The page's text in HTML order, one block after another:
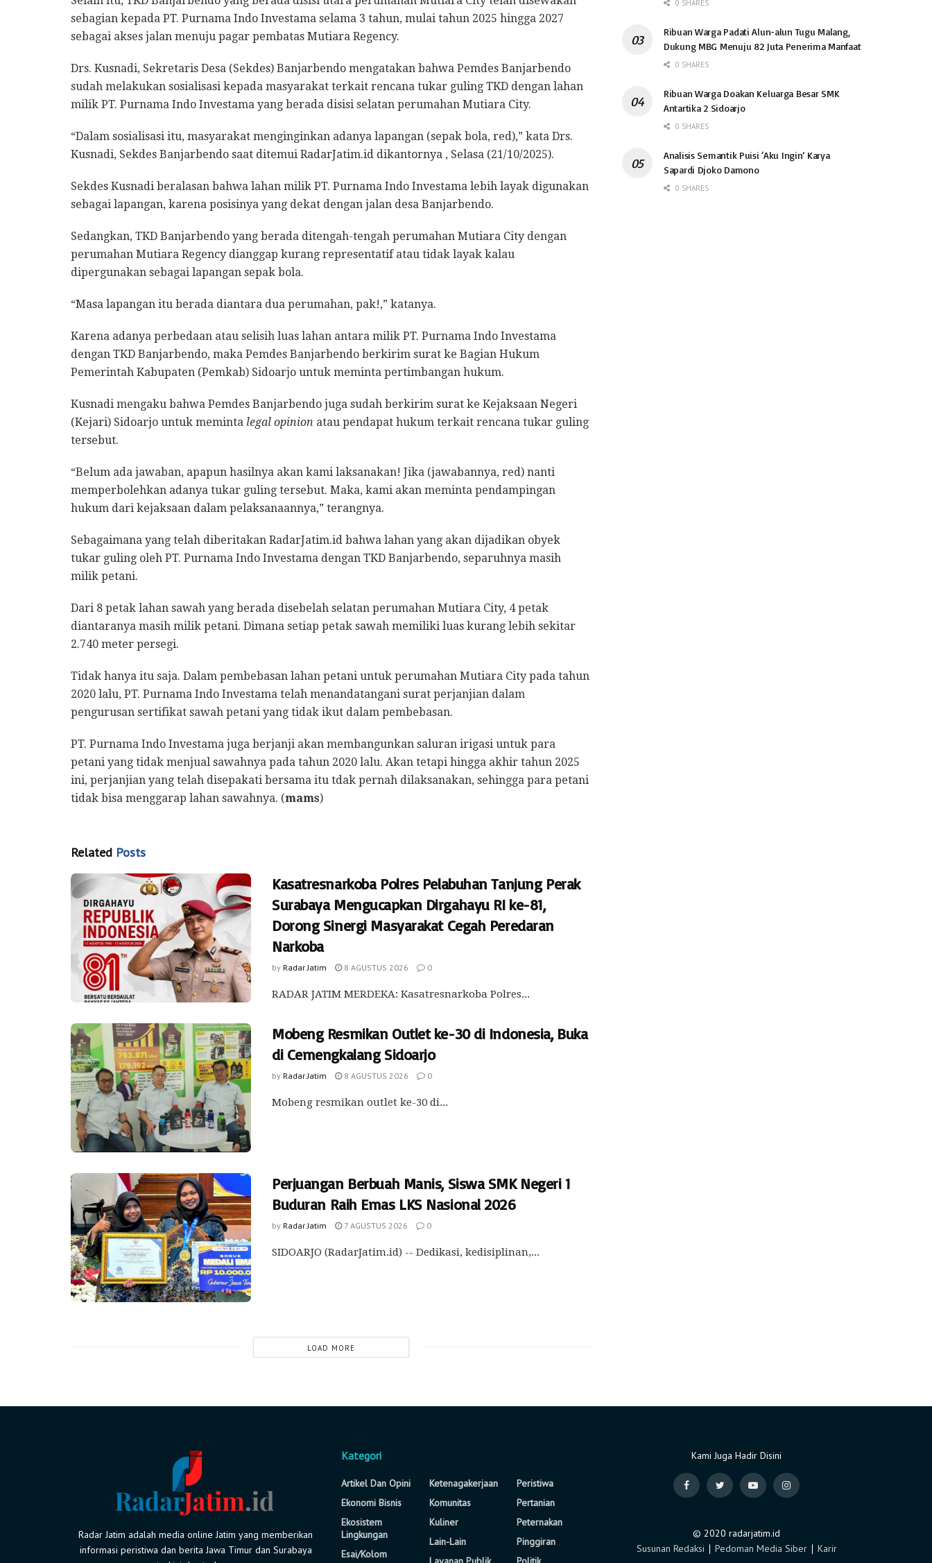
sebagian kepada PT. Purnama Indo Investama selama 3 tahun, mulai tahun 2025 hingga 2027
sebagai akses jalan menuju pagar pembatas Mutiara Regency.
Drs. Kusnadi, Sekretaris Desa (Sekdes) Banjarbendo mengatakan bahwa Pemdes Banjarbendo
sudah melakukan sosialisasi kepada masyarakat terkait rencana tukar guling TKD dengan lahan
milik PT. Purnama Indo Investama yang berada disisi selatan perumahan Mutiara City.
“Dalam sosialisasi itu, masyarakat menginginkan adanya lapangan (sepak bola, red),” kata Drs.
Kusnadi, Sekdes Banjarbendo saat ditemui RadarJatim.id dikantornya , Selasa (21/10/2025).
Sekdes Kusnadi beralasan bahwa lahan milik PT. Purnama Indo Investama lebih layak digunakan
sebagai lapangan, karena posisinya yang dekat dengan jalan desa Banjarbendo.
Sedangkan, TKD Banjarbendo yang berada ditengah-tengah perumahan Mutiara City dengan
perumahan Mutiara Regency dianggap kurang representatif atau tidak layak kalau
dipergunakan sebagai lapangan sepak bola.
“Masa lapangan itu berada diantara dua perumahan, pak!,” katanya.
Karena adanya perbedaan atau selisih luas lahan antara milik PT. Purnama Indo Investama
dengan TKD Banjarbendo, maka Pemdes Banjarbendo berkirim surat ke Bagian Hukum
Pemerintah Kabupaten (Pemkab) Sidoarjo untuk meminta pertimbangan hukum.
Kusnadi mengaku bahwa Pemdes Banjarbendo juga sudah berkirim surat ke Kejaksaan Negeri
(Kejari) Sidoarjo untuk meminta legal opinion atau pendapat hukum terkait rencana tukar guling
tersebut.
“Belum ada jawaban, apapun hasilnya akan kami laksanakan! Jika (jawabannya, red) nanti
memperbolehkan adanya tukar guling tersebut. Maka, kami akan meminta pendampingan
hukum dari kejaksaan dalam pelaksanaannya,” terangnya.
Sebagaimana yang telah diberitakan RadarJatim.id bahwa lahan yang akan dijadikan obyek
tukar guling oleh PT. Purnama Indo Investama dengan TKD Banjarbendo, separuhnya masih
milik petani.
Dari 8 petak lahan sawah yang berada disebelah selatan perumahan Mutiara City, 4 petak
diantaranya masih milik petani. Dimana setiap petak sawah memiliki luas kurang lebih sekitar
2.740 meter persegi.
Tidak hanya itu saja. Dalam pembebasan lahan petani untuk perumahan Mutiara City pada tahun
2020 lalu, PT. Purnama Indo Investama telah menandatangani surat perjanjian dalam
pengurusan sertifikat sawah petani yang tidak ikut dalam pembebasan.
PT. Purnama Indo Investama juga berjanji akan membangunkan saluran irigasi untuk para
petani yang tidak menjual sawahnya pada tahun 2020 lalu. Akan tetapi hingga akhir tahun 2025
ini, perjanjian yang telah disepakati bersama itu tdak pernah dilaksanakan, sehingga para petani
tidak bisa menggarap lahan sawahnya. (mams)
Related Posts
Kasatresnarkoba Polres Pelabuhan Tanjung Perak
Surabaya Mengucapkan Dirgahayu RI ke-81,
Dorong Sinergi Masyarakat Cegah Peredaran
Narkoba
by Radar Jatim 8 AGUSTUS 2026 0
RADAR JATIM MERDEKA: Kasatresnarkoba Polres...
Mobeng Resmikan Outlet ke-30 di Indonesia, Buka
di Cemengkalang Sidoarjo
by Radar Jatim 8 AGUSTUS 2026 0
Mobeng resmikan outlet ke-30 di...
Perjuangan Berbuah Manis, Siswa SMK Negeri 1
Buduran Raih Emas LKS Nasional 2026
by Radar Jatim 7 AGUSTUS 2026 0
SIDOARJO (RadarJatim.id) -- Dedikasi, kedisiplinan,...
LOAD MORE
0 SHARES
Ribuan Warga Padati Alun-alun Tugu Malang,
Dukung MBG Menuju 82 Juta Penerima Manfaat
0 SHARES
Ribuan Warga Doakan Keluarga Besar SMK
Antartika 2 Sidoarjo
0 SHARES
Analisis Semantik Puisi ‘Aku Ingin’ Karya
Sapardi Djoko Damono
0 SHARES
Radar Jatim adalah media online Jatim yang memberikan
informasi peristiwa dan berita Jawa Timur dan Surabaya
Kategori
Artikel Dan Opini
Ekonomi Bisnis
Ekosistem
Lingkungan
Esai/Kolom
Ketenagakerjaan
Komunitas
Kuliner
Lain-Lain
Peristiwa
Pertanian
Peternakan
Pinggiran
Kami Juga Hadir Disini
© 2020 radarjatim.id
Susunan Redaksi ∣ Pedoman Media Siber∣ Karir